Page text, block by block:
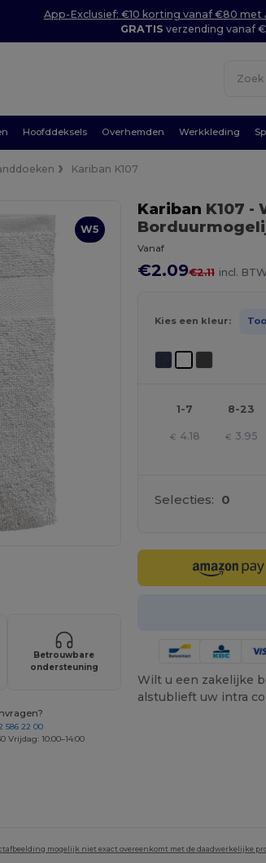
App-Exclusief: €10 korting vanaf €80 met
GRATIS verzending vanaf
Hoofddeksels Overhemden Werkkleding
Kariban K107
W5
Betrouwbare
ondersteuning
586 22 00
Vrijdag: 10:00–14:00
Kariban K107 -
Vanaf
€2.09€2.11 incl.
Kies een kleur:
1-7 8-23
€ 4.18 € 3.95
Selecties: 0
Wilt u een zakelijke
alstublieft uw intra
mogelijk niet exact overeenkomt met de daadwerkelijke